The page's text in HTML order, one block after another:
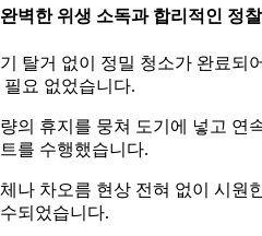
벽한 위생 소독과 합리적인 정
탈거 없이 정밀 청소가 완료되
필요 없었습니다.
의 휴지를 뭉쳐 도기에 넣고 연
를 수행했습니다.
나 차오름 현상 전혀 없이 시원
되었습니다.